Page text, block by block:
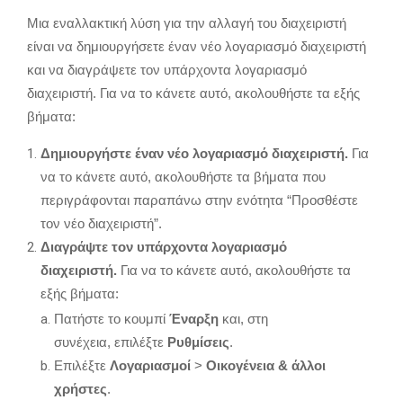
Μια εναλλακτική λύση για την αλλαγή του διαχειριστή
είναι να δημιουργήσετε έναν νέο λογαριασμό διαχειριστή
και να διαγράψετε τον υπάρχοντα λογαριασμό
διαχειριστή. Για να το κάνετε αυτό, ακολουθήστε τα εξής
βήματα:
Δημιουργήστε έναν νέο λογαριασμό διαχειριστή. Για
να το κάνετε αυτό, ακολουθήστε τα βήματα που
περιγράφονται παραπάνω στην ενότητα “Προσθέστε
τον νέο διαχειριστή”.
Διαγράψτε τον υπάρχοντα λογαριασμό
διαχειριστή. Για να το κάνετε αυτό, ακολουθήστε τα
εξής βήματα:
Πατήστε το κουμπί Έναρξη και, στη
συνέχεια, επιλέξτε Ρυθμίσεις.
Επιλέξτε Λογαριασμοί > Οικογένεια & άλλοι
χρήστες.